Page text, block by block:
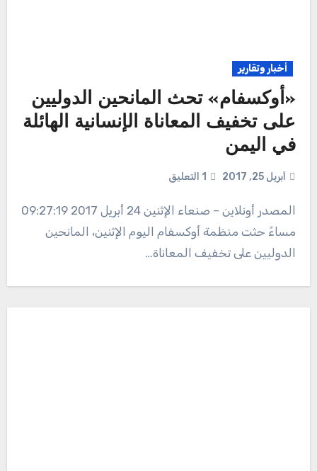
أخبار وتقارير
«أوكسفام» تحث المانحين الدوليين
على تخفيف المعاناة الإنسانية الهائلة
في اليمن
أبريل 25, 2017 1 التعليق
المصدر أونلاين – صنعاء الإثنين 24 أبريل 2017 09:27:19
مساءً حثت منظمة أوكسفام اليوم الإثنين، المانحين
الدوليين على تخفيف المعاناة…